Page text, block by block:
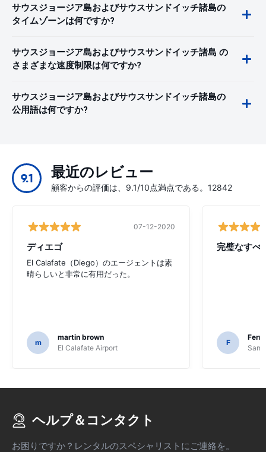
サウスジョージア島およびサウスサンドイッチ諸島の
タイムゾーンは何ですか?
サウスジョージア島およびサウスサンドイッチ諸島 の
さまざまな速度制限は何ですか?
サウスジョージア島およびサウスサンドイッチ諸島の
公用語は何ですか?
9.1 最近のレビュー
顧客からの評価は、9.1/10点満点である。12842
07-12-2020
ディエゴ
El Calafate（Diego）のエージェントは素
晴らしいと非常に有用だった。
m
martin brown
El Calafate Airport
完璧なすべ
F
ヘルプ＆コンタクト
お困りですか？レンタルのスペシャリストにご連絡を。